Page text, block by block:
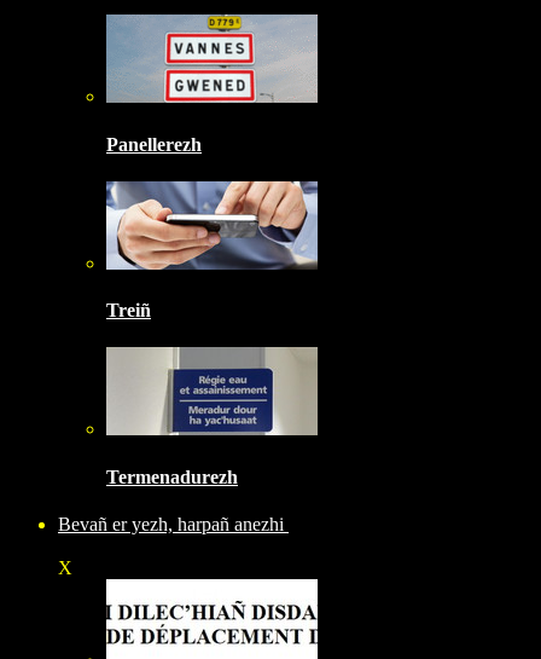
Panellerezh
Treiñ
Termenadurezh
Bevañ er yezh, harpañ anezhi
X